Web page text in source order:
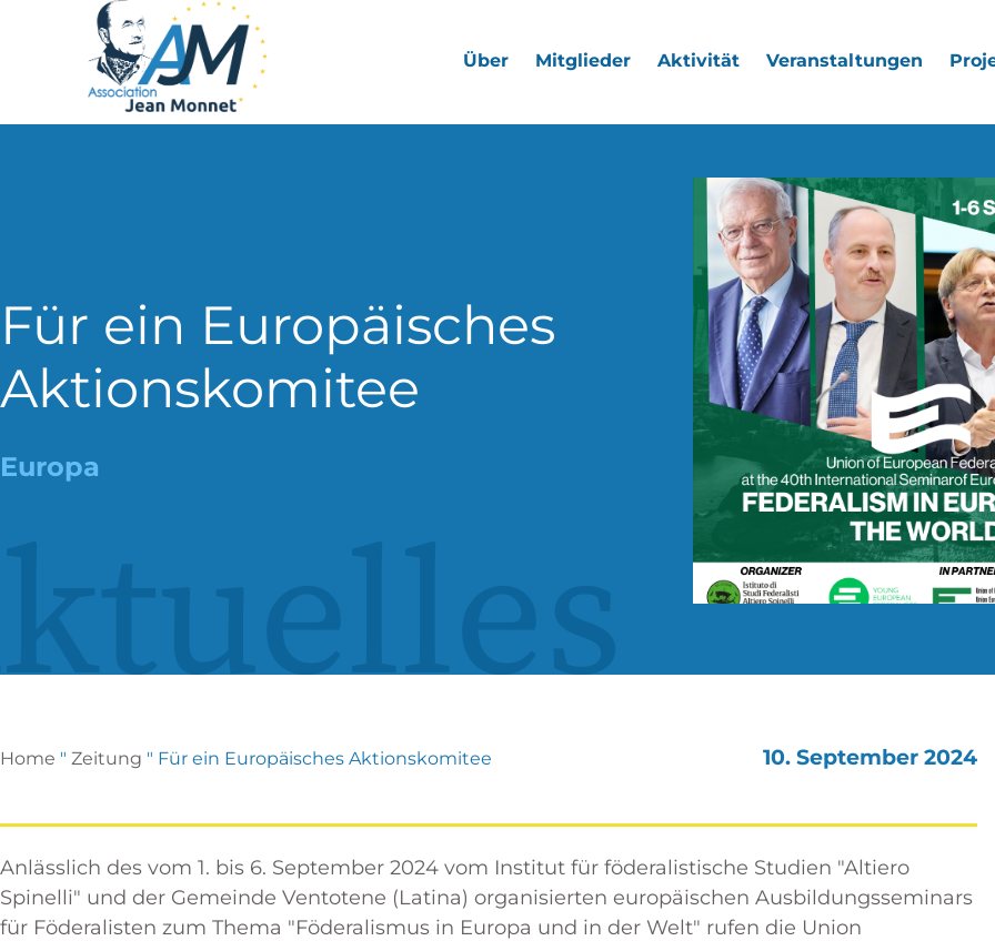
Über Mitglieder Aktivität Veranstaltungen
Für ein Europäisches
Aktionskomitee
Europa
Home " Zeitung " Für ein Europäisches Aktionskomitee 10. September 2024
Anlässlich des vom 1. bis 6. September 2024 vom Institut für föderalistische Studien "Altiero
Spinelli" und der Gemeinde Ventotene (Latina) organisierten europäischen Ausbildungsseminars
für Föderalisten zum Thema "Föderalismus in Europa und in der Welt" rufen die Union